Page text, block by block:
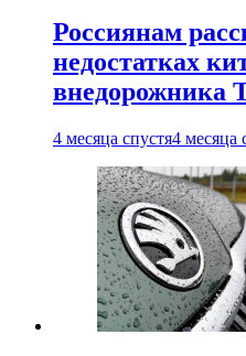
Россиянам
недостатках
внедорожника
4 месяца спустя4 месяца